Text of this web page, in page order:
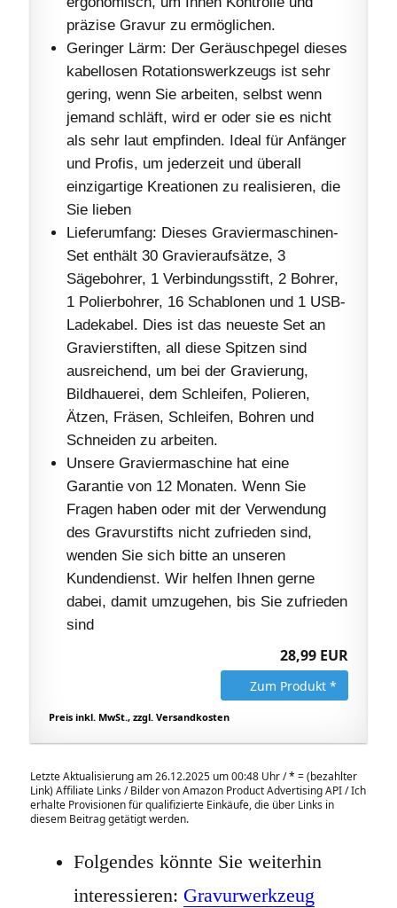
präzise Gravur zu ermöglichen.
Geringer Lärm: Der Geräuschpegel dieses
kabellosen Rotationswerkzeugs ist sehr
gering, wenn Sie arbeiten, selbst wenn
jemand schläft, wird er oder sie es nicht
als sehr laut empfinden. Ideal für Anfänger
und Profis, um jederzeit und überall
einzigartige Kreationen zu realisieren, die
Sie lieben
Lieferumfang: Dieses Graviermaschinen-
Set enthält 30 Gravieraufsätze, 3
Sägebohrer, 1 Verbindungsstift, 2 Bohrer,
1 Polierbohrer, 16 Schablonen und 1 USB-
Ladekabel. Dies ist das neueste Set an
Gravierstiften, all diese Spitzen sind
ausreichend, um bei der Gravierung,
Bildhauerei, dem Schleifen, Polieren,
Ätzen, Fräsen, Schleifen, Bohren und
Schneiden zu arbeiten.
Unsere Graviermaschine hat eine
Garantie von 12 Monaten. Wenn Sie
Fragen haben oder mit der Verwendung
des Gravurstifts nicht zufrieden sind,
wenden Sie sich bitte an unseren
Kundendienst. Wir helfen Ihnen gerne
dabei, damit umzugehen, bis Sie zufrieden
sind
28,99 EUR
Zum Produkt *
Preis inkl. MwSt., zzgl. Versandkosten
Letzte Aktualisierung am 26.12.2025 um 00:48 Uhr /* = (bezahlter
Link) Affiliate Links / Bilder von Amazon Product Advertising API / Ich
erhalte Provisionen für qualifizierte Einkäufe, die über Links in
diesem Beitrag getätigt werden.
Folgendes könnte Sie weiterhin
interessieren: Gravurwerkzeug